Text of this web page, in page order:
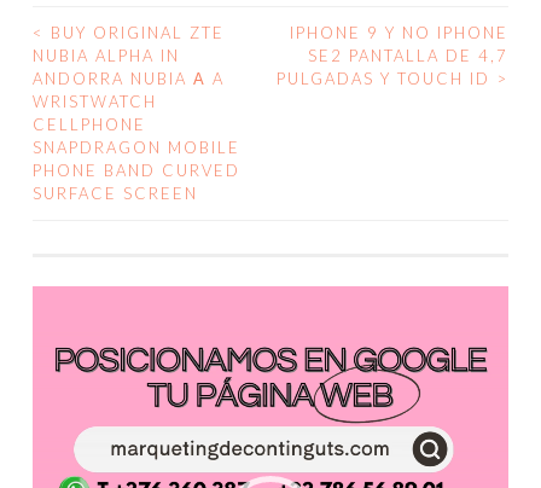
NAVEGACIÓN
DE
ENTRADAS
<
BUY ORIGINAL ZTE
NUBIA ALPHA IN
ANDORRA NUBIA Α A
WRISTWATCH
CELLPHONE
SNAPDRAGON MOBILE
PHONE BAND CURVED
SURFACE SCREEN
IPHONE 9 Y NO IPHONE
SE2 PANTALLA DE 4,7
PULGADAS Y TOUCH ID
>
vídeo